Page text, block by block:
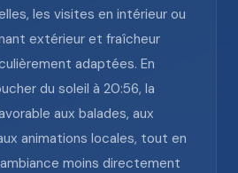
les visites en intérieur ou
extérieur et fraîcheur
adaptées. En
du soleil à 20:56, la
aux balades, aux
animations locales, tout en
moins directement